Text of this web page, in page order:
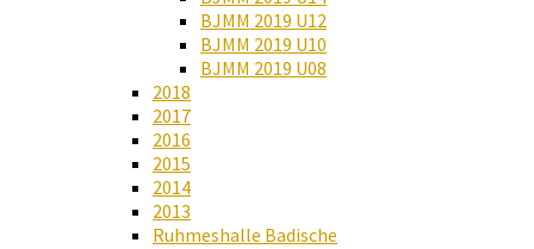
BJMM 2019 U12
BJMM 2019 U10
BJMM 2019 U08
2018
2017
2016
2015
2014
2013
Ruhmeshalle Badische